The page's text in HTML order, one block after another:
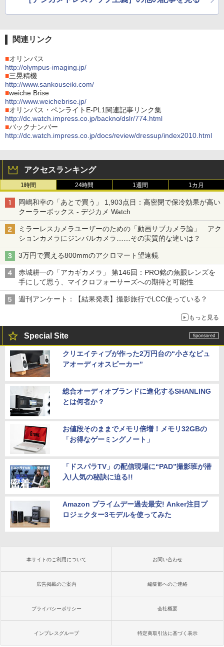
関連リンク
■オリンパス
http://olympus-imaging.jp/
■三晃精機
http://www.sankouseiki.com/
■weiche Brise
http://www.weichebrise.jp/
■オリンパス・ペンライトE-PL1関連記事リンク集
http://dc.watch.impress.co.jp/backno/dslr/774.html
■バックナンバー
http://dc.watch.impress.co.jp/docs/review/dressup/index2010.html
アクセスランキング
1時間 24時間 1週間 1カ月
岡嶋和幸の「あとで買う」 1,903点目：高密閉で保冷効果が高い
クーラーボックス - デジカメ Watch
ミラーレスカメラユーザーのための「動画サブカメラ論」 アク
ションカメラにジンバルカメラ……その実質的な違いは？
3万円で買える800mmのアクロマート望遠鏡
赤城耕一の「アカギカメラ」 第146回：PRO銘の魚眼レンズを
手にして思う、マイクロフォーサーズへの期待と可能性
週刊アンケート：【結果発表】撮影旅行でLCC使っている？
もっと見る
Special Site
クリエイティブが作った2万円台の“小さなピュ
アオーディオスピーカー”
総合オーディオブランドに進化するSHANLING
とは何者か？
お値段そのままでメモリ倍増！メモリ32GBの
「お得なゲーミングノート」
「ドスパラTV」の配信現場に“PAD”撮影班が潜
入!人気の秘訣に迫る!!
Amazon プライムデー過去最安! Anker注目プ
ロジェクター3モデルを使ってみた
本サイトのご利用について お問い合わせ
広告掲載のご案内 編集部へのご連絡
プライバシーポリシー 会社概要
インプレスグループ 特定商取引法に基づく表示